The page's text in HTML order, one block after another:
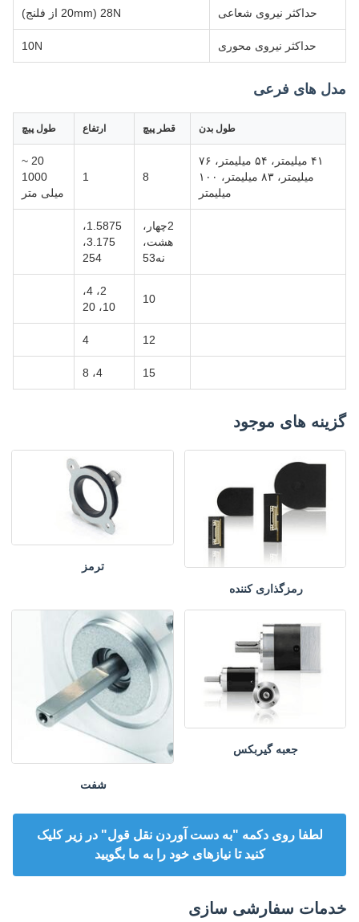
حداکثر نیروی شعاعی 28N (20mm از فلنج)
حداکثر نیروی محوری 10N
مدل های فرعی
طول بدن قطر پیچ ارتفاع طول پیچ
۴۱ میلیمتر، ۵۴ میلیمتر، ۷۶
میلیمتر، ۸۳ میلیمتر، ۱۰۰
میلیمتر
20 ~
1000
میلی متر
2چهار،
هشت،
نه53
1.5875،
3.175،
254
10
2، 4،
10، 20
12
4
15 4، 8
گزینه های موجود
رمزگذاری کننده
ترمز
جعبه گیربکس
شفت
لطفا روی دکمه "به دست آوردن نقل قول" در زیر کلیک
کنید تا نیازهای خود را به ما بگویید
خدمات سفارشی سازی